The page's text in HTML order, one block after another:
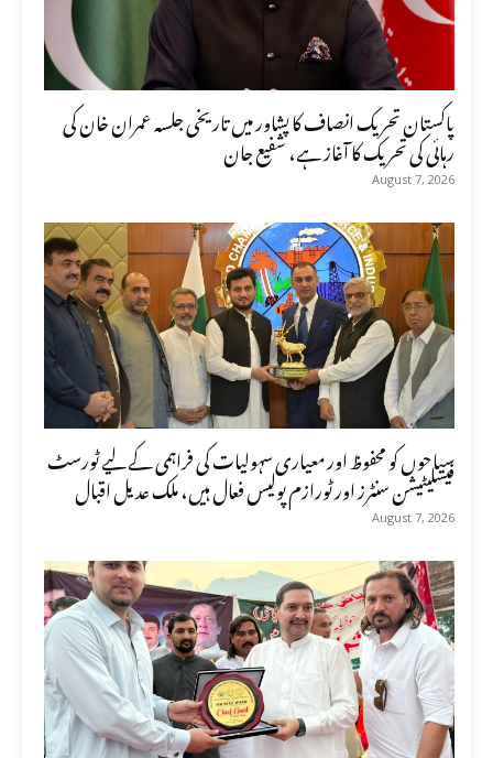
پاکستان تحریک انصاف کا پشاور میں تاریخی جلسہ عمران خان کی
رہائی کی تحریک کا آغاز ہے، شفیع جان
August 7, 2026
سیاحوں کو محفوظ اور معیاری سہولیات کی فراہمی کے لیے ٹورسٹ
فیسلیٹیشن سنٹرز اور ٹورازم پولیس فعال ہیں، ملک عدیل اقبال
August 7, 2026